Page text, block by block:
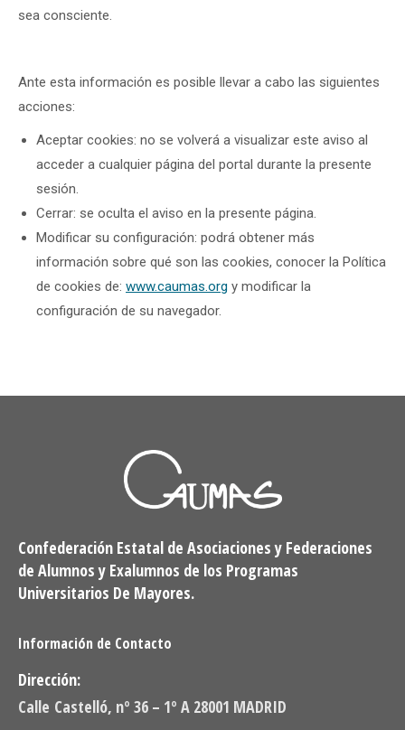
sea consciente.
Ante esta información es posible llevar a cabo las siguientes
acciones:
Aceptar cookies: no se volverá a visualizar este aviso al
acceder a cualquier página del portal durante la presente
sesión.
Cerrar: se oculta el aviso en la presente página.
Modificar su configuración: podrá obtener más
información sobre qué son las cookies, conocer la Política
de cookies de: www.caumas.org y modificar la
configuración de su navegador.
Confederación Estatal de Asociaciones y Federaciones
de Alumnos y Exalumnos de los Programas
Universitarios De Mayores.
Información de Contacto
Dirección:
Calle Castelló, nº 36 – 1º A 28001 MADRID